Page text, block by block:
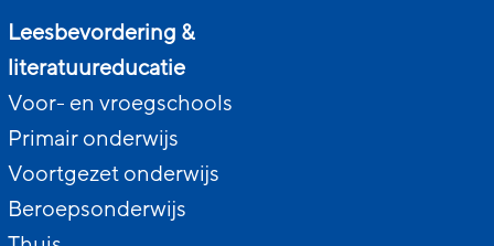
Leesbevordering &
literatuureducatie
Voor- en vroegschools
Primair onderwijs
Voortgezet onderwijs
Beroepsonderwijs